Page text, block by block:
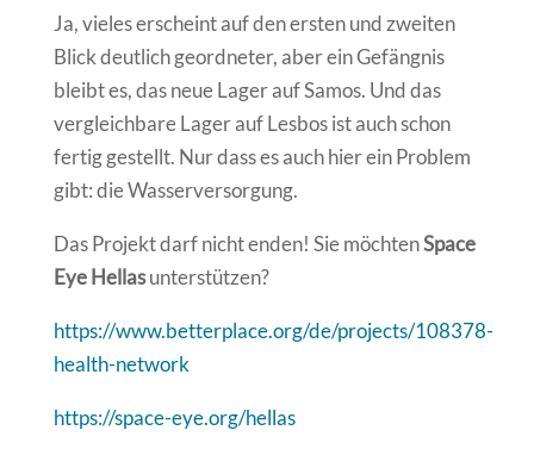
Ja, vieles erscheint auf den ersten und zweiten
Blick deutlich geordneter, aber ein Gefängnis
bleibt es, das neue Lager auf Samos. Und das
vergleichbare Lager auf Lesbos ist auch schon
fertig gestellt. Nur dass es auch hier ein Problem
gibt: die Wasserversorgung.
Das Projekt darf nicht enden! Sie möchtenSpace
Eye Hellasunterstützen?
https://www.betterplace.org/de/projects/108378-
health-network
https://space-eye.org/hellas